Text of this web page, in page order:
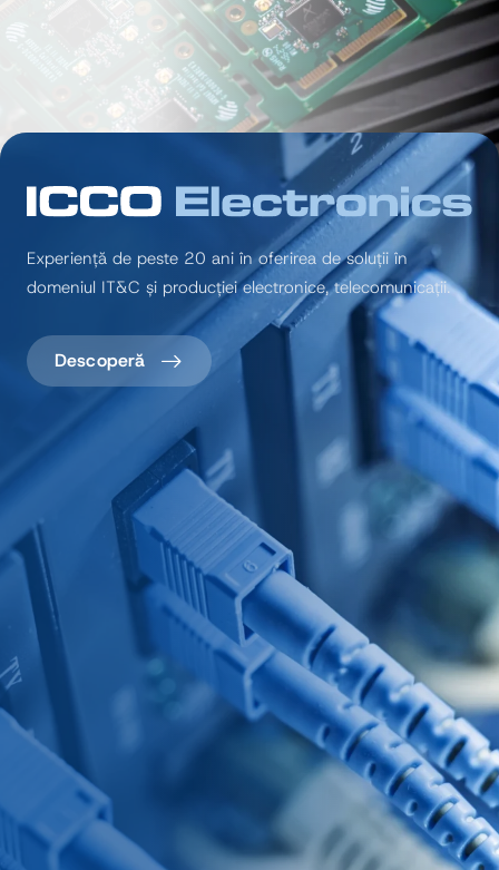
Experiență de peste 20 ani în oferirea de soluții în
domeniul IT&C și producției electronice, telecomunicații.
Descoperă